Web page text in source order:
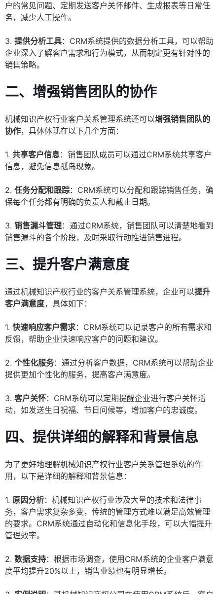
户的常见问题、定期发送客户关怀邮件、生成报表等日常任
务，减少人工操作。
3. 提供分析工具：CRM系统提供的数据分析工具，可以帮助
企业深入了解客户需求和行为模式，从而制定更有针对性的
销售策略。
二、增强销售团队的协作
机械知识产权行业客户关系管理系统还可以增强销售团队的
协作，具体体现在以下几个方面：
1. 共享客户信息：销售团队成员可以通过CRM系统共享客户
信息，避免信息孤岛现象。
2. 任务分配和跟踪：CRM系统可以分配和跟踪销售任务，确
保每个任务都有明确的负责人和截止日期。
3. 销售漏斗管理：通过CRM系统，销售团队可以清楚地看到
销售漏斗的各个阶段，及时采取行动推进销售进程。
三、提升客户满意度
通过机械知识产权行业的客户关系管理系统，企业可以提升
客户满意度，具体如下：
1. 快速响应客户需求：CRM系统可以记录客户的所有需求和
反馈，帮助企业快速响应客户的问题和建议。
2. 个性化服务：通过分析客户数据，CRM系统可以帮助企业
提供更加个性化的服务，提高客户满意度。
3. 客户关怀：CRM系统可以定期提醒企业进行客户关怀活
动，如发送生日祝福、节日问候等，增加客户的忠诚度。
四、提供详细的解释和背景信息
为了更好地理解机械知识产权行业客户关系管理系统的作
用，以下是详细的解释和背景信息：
1. 原因分析：机械知识产权行业涉及大量的技术和法律事
务，客户需求复杂多变，传统的管理方式难以满足高效管理
的要求。CRM系统通过自动化和信息化手段，可以大幅提升
管理效率。
2. 数据支持：根据市场调查，使用CRM系统的企业客户满意
度平均提升20%以上，销售业绩也有明显增长。